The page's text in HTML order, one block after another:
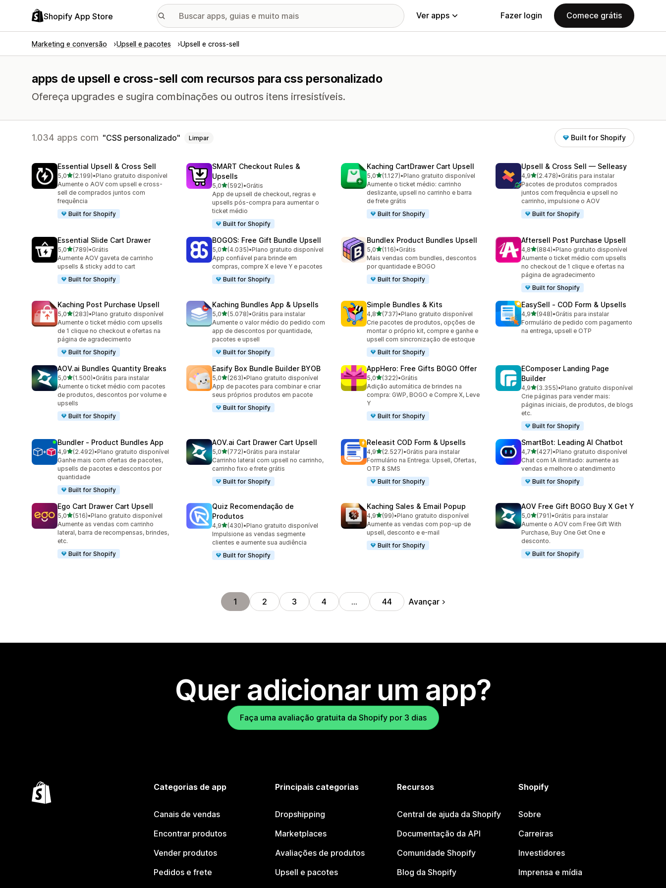
Shopify App Store Ver apps Fazer login Comece grátis
Marketing e conversão Upsell e pacotes Upsell e cross-sell
apps de upsell e cross-sell com recursos para css personalizado
Ofereça upgrades e sugira combinações ou outros itens irresistíveis.
1.034 apps com CSS personalizado Limpar Built for Shopify
Essential Upsell & Cross Sell
5,0de 5 estrelas
(2.199)
2199 avaliações ao todo
•Plano gratuito disponível
Aumente o AOV com upsell e cross-
sell de comprados juntos com
frequência
Built for Shopify
SMART Checkout Rules &
Upsells
5,0de 5 estrelas
(592)
592 avaliações ao todo
•Grátis
App de upsell de checkout, regras e
upsells pós-compra para aumentar o
ticket médio
Built for Shopify
Kaching CartDrawer Cart Upsell
5,0de 5 estrelas
(1.127)
1127 avaliações ao todo
•Plano gratuito disponível
Aumente o ticket médio: carrinho
deslizante, upsell no carrinho e barra
de frete grátis
Built for Shopify
Upsell & Cross Sell — Selleasy
4,9de 5 estrelas
(2.478)
2478 avaliações ao todo
•Grátis para instalar
Pacotes de produtos comprados
juntos com frequência e upsell no
carrinho, impulsione o AOV
Built for Shopify
Essential Slide Cart Drawer
5,0de 5 estrelas
(789)
789 avaliações ao todo
•Grátis
Aumente AOV gaveta de carrinho
upsells & sticky add to cart
Built for Shopify
BOGOS: Free Gift Bundle Upsell
5,0de 5 estrelas
(4.035)
4035 avaliações ao todo
•Plano gratuito disponível
App confiável para brinde em
compras, compre X e leve Y e pacotes
Built for Shopify
Bundlex Product Bundles Upsell
5,0de 5 estrelas
(116)
116 avaliações ao todo
•Grátis
Mais vendas com bundles, descontos
por quantidade e BOGO
Built for Shopify
Aftersell Post Purchase Upsell
4,8de 5 estrelas
(884)
884 avaliações ao todo
•Plano gratuito disponível
Aumente o ticket médio com upsells
no checkout de 1 clique e ofertas na
página de agradecimento
Built for Shopify
Kaching Post Purchase Upsell
5,0de 5 estrelas
(283)
283 avaliações ao todo
•Plano gratuito disponível
Aumente o ticket médio com upsells
de 1 clique no checkout e ofertas na
página de agradecimento
Built for Shopify
Kaching Bundles App & Upsells
5,0de 5 estrelas
(5.078)
5078 avaliações ao todo
•Grátis para instalar
Aumente o valor médio do pedido com
app de descontos por quantidade,
pacotes e upsell
Built for Shopify
Simple Bundles & Kits
4,8de 5 estrelas
(737)
737 avaliações ao todo
•Plano gratuito disponível
Crie pacotes de produtos, opções de
montar o próprio kit, compre e ganhe e
upsell com sincronização de estoque
Built for Shopify
EasySell ‑ COD Form & Upsells
4,9de 5 estrelas
(948)
948 avaliações ao todo
•Grátis para instalar
Formulário de pedido com pagamento
na entrega, upsell e OTP
AOV.ai Bundles Quantity Breaks
5,0de 5 estrelas
(1.500)
1500 avaliações ao todo
•Grátis para instalar
Aumente o ticket médio com pacotes
de produtos, descontos por volume e
upsells
Built for Shopify
Easify Box Bundle Builder BYOB
5,0de 5 estrelas
(263)
263 avaliações ao todo
•Plano gratuito disponível
App de pacotes para combinar e criar
seus próprios produtos em pacote
Built for Shopify
AppHero: Free Gifts BOGO Offer
5,0de 5 estrelas
(322)
322 avaliações ao todo
•Grátis
Adição automática de brindes na
compra: GWP, BOGO e Compre X, Leve
Y
Built for Shopify
EComposer Landing Page
Builder
4,9de 5 estrelas
(3.355)
3355 avaliações ao todo
•Plano gratuito disponível
Crie páginas para vender mais:
páginas iniciais, de produtos, de blogs
etc.
Built for Shopify
Bundler ‑ Product Bundles App
4,9de 5 estrelas
(2.492)
2492 avaliações ao todo
•Plano gratuito disponível
Ganhe mais com ofertas de pacotes,
upsells de pacotes e descontos por
quantidade
Built for Shopify
AOV.ai Cart Drawer Cart Upsell
5,0de 5 estrelas
(772)
772 avaliações ao todo
•Grátis para instalar
Carrinho lateral com upsell no carrinho,
carrinho fixo e frete grátis
Built for Shopify
Releasit COD Form & Upsells
4,9de 5 estrelas
(2.527)
2527 avaliações ao todo
•Grátis para instalar
Formulário na Entrega: Upsell, Ofertas,
OTP & SMS
Built for Shopify
SmartBot: Leading AI Chatbot
4,7de 5 estrelas
(427)
427 avaliações ao todo
•Plano gratuito disponível
Chat com IA ilimitado: aumente as
vendas e melhore o atendimento
Built for Shopify
Ego Cart Drawer Cart Upsell
5,0de 5 estrelas
(516)
516 avaliações ao todo
•Plano gratuito disponível
Aumente as vendas com carrinho
lateral, barra de recompensas, brindes,
etc.
Built for Shopify
Quiz Recomendação de
Produtos
4,9de 5 estrelas
(430)
430 avaliações ao todo
•Plano gratuito disponível
Impulsione as vendas segmente
clientes e aumente sua audiência
Built for Shopify
Kaching Sales & Email Popup
4,9de 5 estrelas
(99)
99 avaliações ao todo
•Plano gratuito disponível
Aumente as vendas com pop-up de
upsell, desconto e e-mail
Built for Shopify
AOV Free Gift BOGO Buy X Get Y
5,0de 5 estrelas
(791)
791 avaliações ao todo
•Grátis para instalar
Aumente o AOV com Free Gift With
Purchase, Buy One Get One e
desconto.
Built for Shopify
1 2 3 4 … 44 Avançar
Quer adicionar um app?
Faça uma avaliação gratuita da Shopify por 3 dias
Categorias de app
Canais de vendas
Encontrar produtos
Vender produtos
Pedidos e frete
Principais categorias
Dropshipping
Marketplaces
Avaliações de produtos
Upsell e pacotes
Recursos
Central de ajuda da Shopify
Documentação da API
Comunidade Shopify
Blog da Shopify
Shopify
Sobre
Carreiras
Investidores
Imprensa e mídia